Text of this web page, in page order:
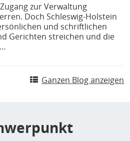
zur Verwaltung
Doch Schleswig-Holstein
und schriftlichen
Gerichten streichen und die
Ganzen Blog anzeigen